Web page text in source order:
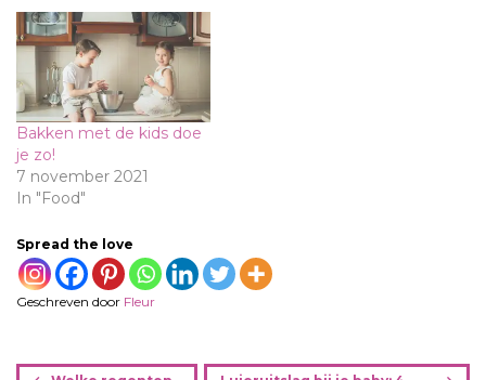
Bakken met de kids doe
je zo!
7 november 2021
In "Food"
Spread the love
Geschreven door Fleur
B